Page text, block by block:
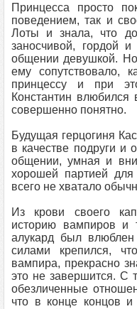
Принцесса просто
поведением, так и
Лоты и знала, что
заносчивой, гордой
общении девушкой.
ему сопутствовало,
принцессу и при
Константин
совершенно понятно.
Будущая герцогиня
в качестве подруги и
общении, умная и
хорошей партией для
всего не хватало
Из крови своего
историю вампиров и
алукард был
силами крепился,
вампира, прекрасно
это не завершится. С
обезличенные
что в конце концов и